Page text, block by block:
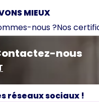
MIEUX
nous ?Nos
nous
réseaux sociaux !